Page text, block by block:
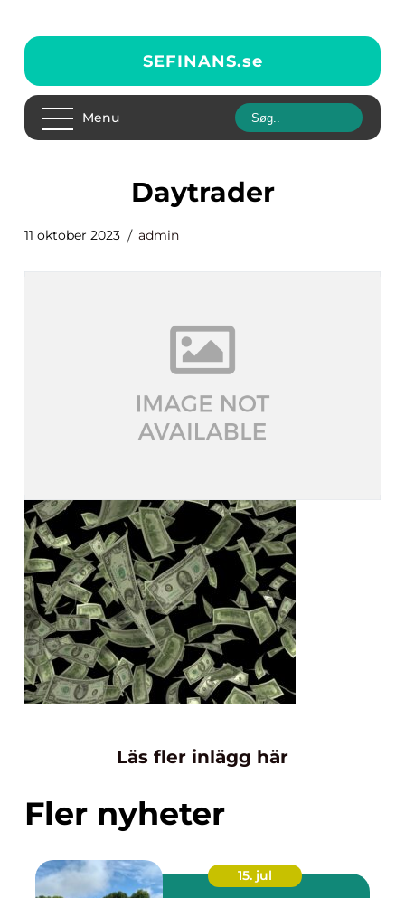
SEFINANS.se
Menu
daytrader
11 oktober 2023 admin
Läs fler inlägg här
Fler nyheter
15. jul